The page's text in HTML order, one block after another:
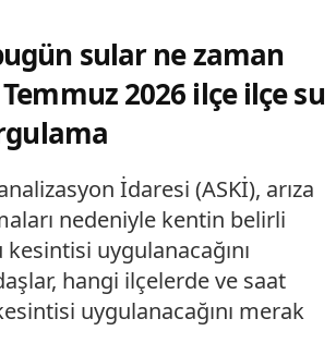
sular ne zaman
2026 ilçe ilçe su
İdaresi (ASKİ), arıza
nedeniyle kentin belirli
uygulanacağını
hangi ilçelerde ve saat
uygulanacağını merak